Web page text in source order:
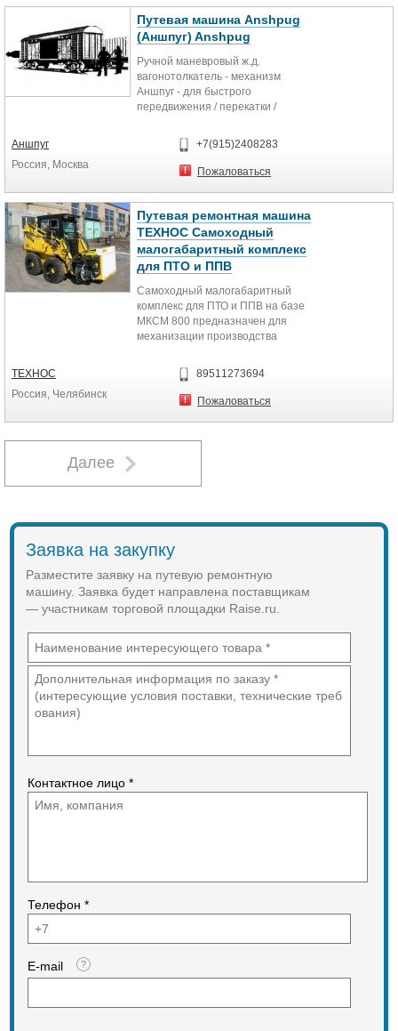
перемещать на рельсах составы
общим сцепным весом до 1000
тонн.
рельсосмазывателей и другой
специальной техники в пределах
грузоподъемности.
Путевая машина Anshpug
(Аншпуг) Anshpug
Ручной маневровый ж.д.
вагонотолкатель - механизм
Аншпуг - для быстрого
передвижения / перекатки /
вагонов 100т на неограниченное
расстояние со скоростью 2...4 км/
Аншпуг
Россия, Москва
+7(915)2408283
Пожаловаться
Путевая ремонтная машина
ТЕХНОС Самоходный
малогабаритный комплекс
для ПТО и ППВ
Самоходный малогабаритный
комплекс для ПТО и ППВ на базе
МКСМ 800 предназначен для
механизации производства
технического обслуживания
грузовых вагонов всех типов
(гружённых и порожних) в условиях
грузовых вагонов на путях с
перевозимых грузов при
Стрела-манипулятор и съёмный
подвесной контейнер - для укладки
и транспортировки сменных узлов
и зап. частей.
ТЕХНОС
Россия, Челябинск
89511273694
Пожаловаться
Далее
Заявка на закупку
Разместите заявку на путевую ремонтную
машину. Заявка будет направлена поставщикам
— участникам торговой площадки Raise.ru.
Контактное лицо *
Телефон *
E-mail